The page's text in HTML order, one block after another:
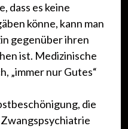
dass es keine
könne, kann man
gegenüber ihren
ist. Medizinische
„immer nur Gutes“
die